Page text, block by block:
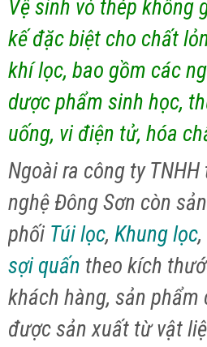
Vệ sinh vỏ thép không
kế đặc biệt cho chất
khí lọc, bao gồm các
dược phẩm sinh học,
uống, vi điện tử, hóa
Ngoài ra công ty
nghệ Đông Sơn còn
phối Túi lọc, Khung lọc,
sợi quấn theo kích
khách hàng, sản phẩm
được sản xuất từ vật